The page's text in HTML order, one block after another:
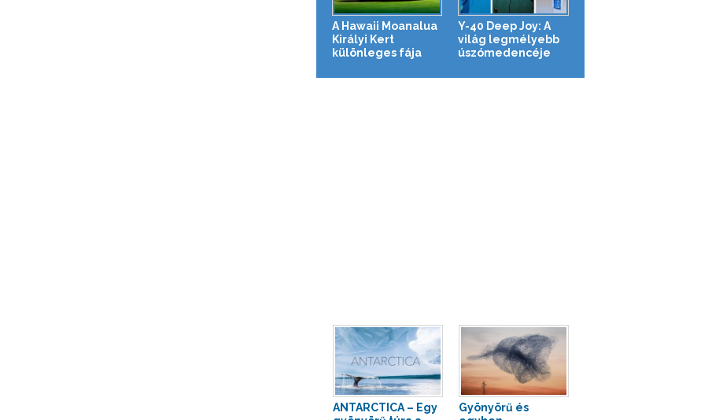
A Hawaii Moanalua
Királyi Kert
különleges fája
Y-40 Deep Joy: A
világ legmélyebb
úszómedencéje
ANTARCTICA – Egy
Gyönyörű és